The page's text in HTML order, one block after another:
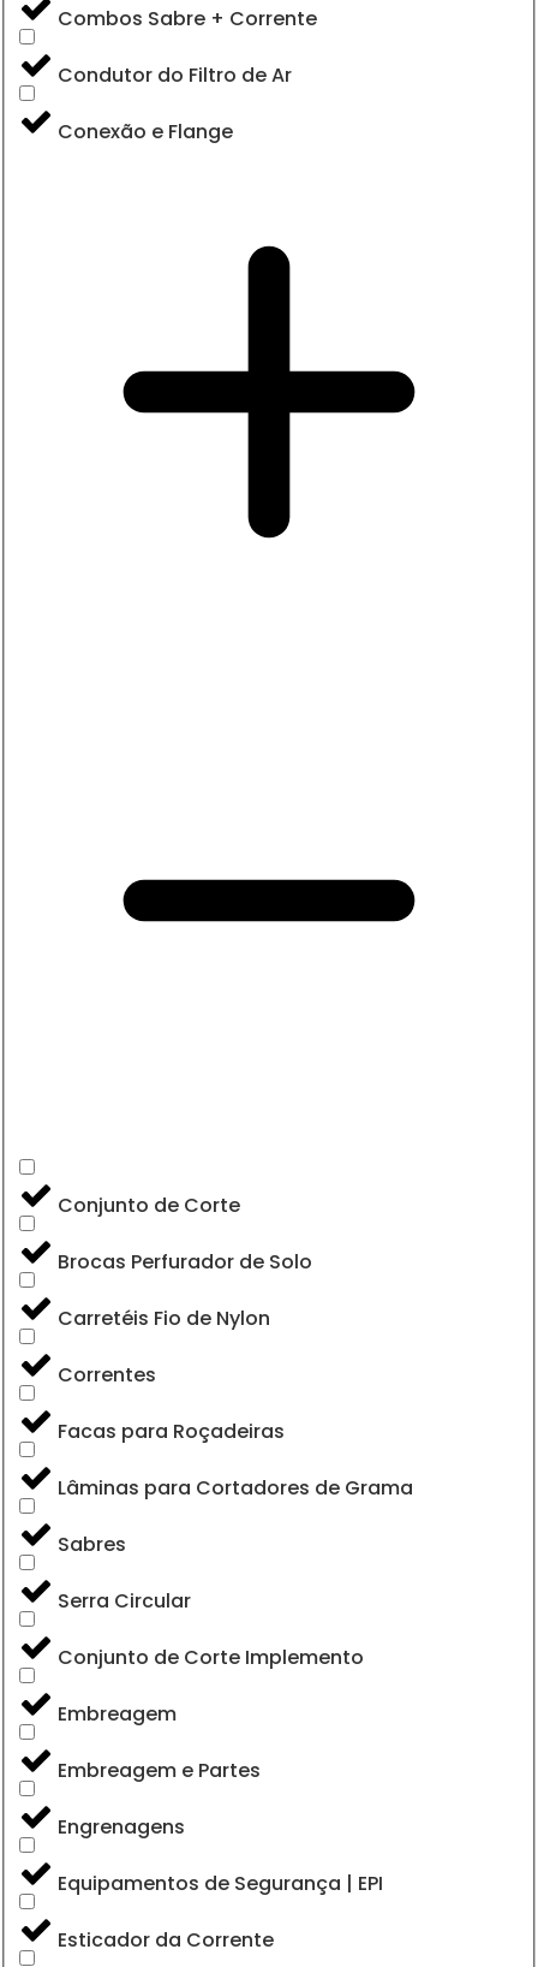
Combos Sabre + Corrente
Condutor do Filtro de Ar
Conexão e Flange
Conjunto de Corte
Brocas Perfurador de Solo
Carretéis Fio de Nylon
Correntes
Facas para Roçadeiras
Lâminas para Cortadores de Grama
Sabres
Serra Circular
Conjunto de Corte Implemento
Embreagem
Embreagem e Partes
Engrenagens
Equipamentos de Segurança | EPI
Esticador da Corrente